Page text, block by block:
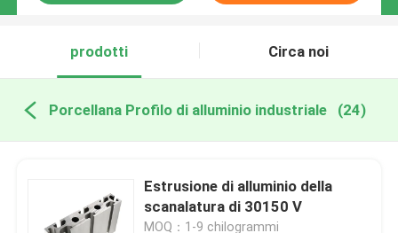
prodotti Circa noi
Porcellana Profilo di alluminio industriale (24)
Estrusione di alluminio della
scanalatura di 30150 V
MOQ：1-9 chilogrammi